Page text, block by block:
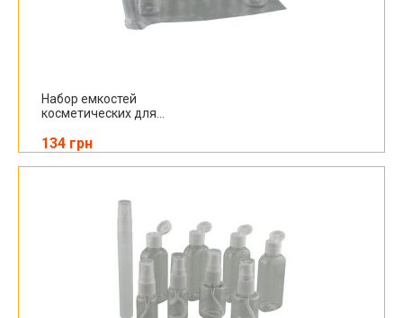
Набор емкостей
косметических для...
134 грн